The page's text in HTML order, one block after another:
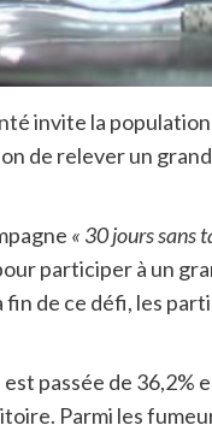
invite la
de relever un
« 30 jours sans
participer à un
de ce défi, les
passée de 36,2%
Parmi les